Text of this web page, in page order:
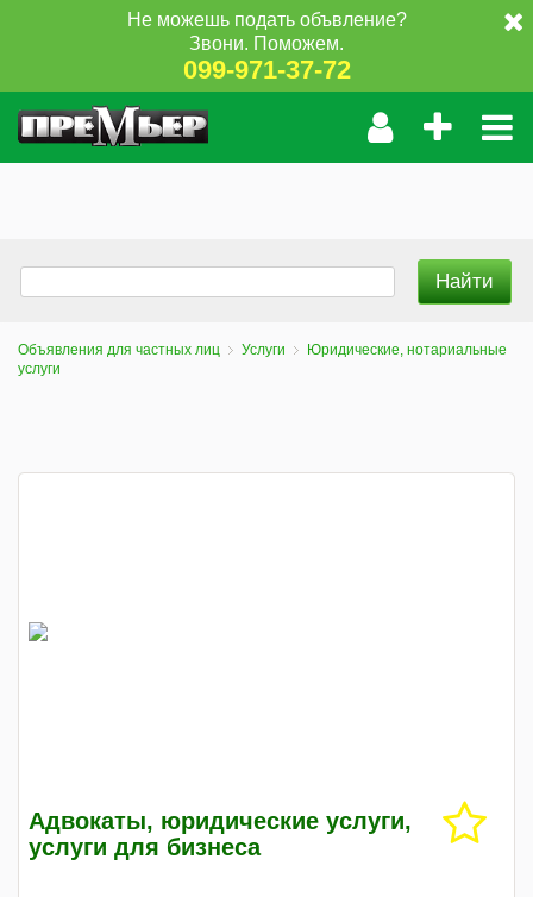
Не можешь подать объвление?
Звони. Поможем.
099-971-37-72
Объявления для частных лиц Услуги
Юридические, нотариальные
услуги
Адвокаты, юридические услуги,
услуги для бизнеса